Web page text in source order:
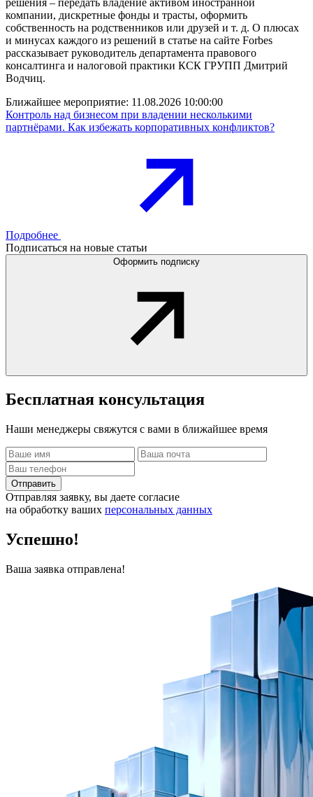
решения – передать владение активом иностранной
компании, дискретные фонды и трасты, оформить
собственность на родственников или друзей и т. д. О плюсах
и минусах каждого из решений в статье на сайте Forbes
рассказывает руководитель департамента правового
консалтинга и налоговой практики КСК ГРУПП Дмитрий
Водчиц.
Ближайшее мероприятие: 11.08.2026 10:00:00
Контроль над бизнесом при владении несколькими
партнёрами. Как избежать корпоративных конфликтов?
Подробнее
Подписаться на новые статьи
Оформить подписку
Бесплатная консультация
Наши менеджеры свяжутся с вами в ближайшее время
Отправить
Отправляя заявку, вы даете согласие
на обработку ваших персональных данных
Успешно!
Ваша заявка отправлена!